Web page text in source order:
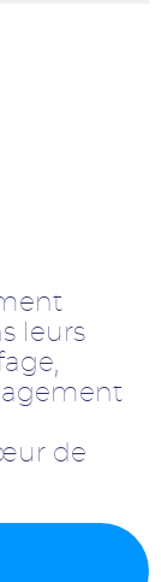
leurs
de